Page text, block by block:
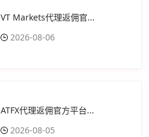
VT Markets代理返佣官...
2026-08-06
ATFX代理返佣官方平台...
2026-08-05